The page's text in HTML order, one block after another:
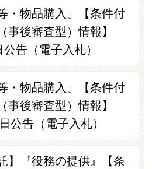
・物品購入』【条件付
事後審査型）情報】
告（電子入札）
・物品購入』【条件付
事後審査型）情報】
公告（電子入札）
】『役務の提供』【条